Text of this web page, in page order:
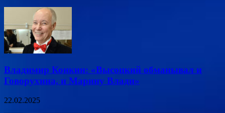
Владимир Конкин: «Высоцкий обманывал и
Говорухина, и Марину Влади»
22.02.2025